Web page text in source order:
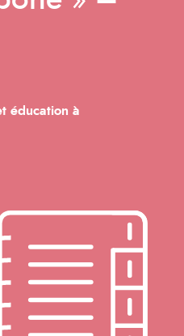
éducation à